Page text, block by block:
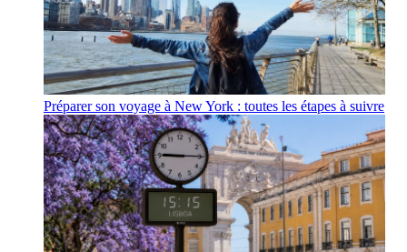
Préparer son voyage à New York : toutes les étapes à suivre